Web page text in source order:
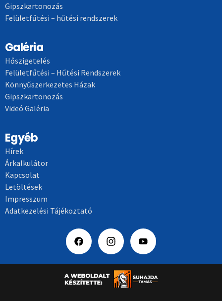
Gipszkartonozás
Felületfűtési – hűtési rendszerek
Galéria
Hőszigetelés
Felületfűtési – Hűtési Rendszerek
Könnyűszerkezetes Házak
Gipszkartonozás
Videó Galéria
Egyéb
Hírek
Árkalkulátor
Kapcsolat
Letöltések
Impresszum
Adatkezelési Tájékoztató